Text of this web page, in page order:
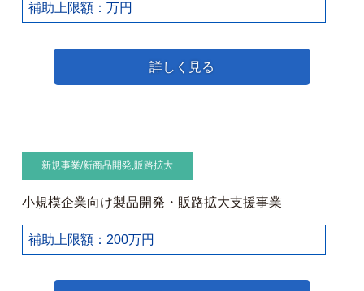
補助上限額：万円
詳しく見る
新規事業/新商品開発,販路拡大
小規模企業向け製品開発・販路拡大支援事業
補助上限額：200万円